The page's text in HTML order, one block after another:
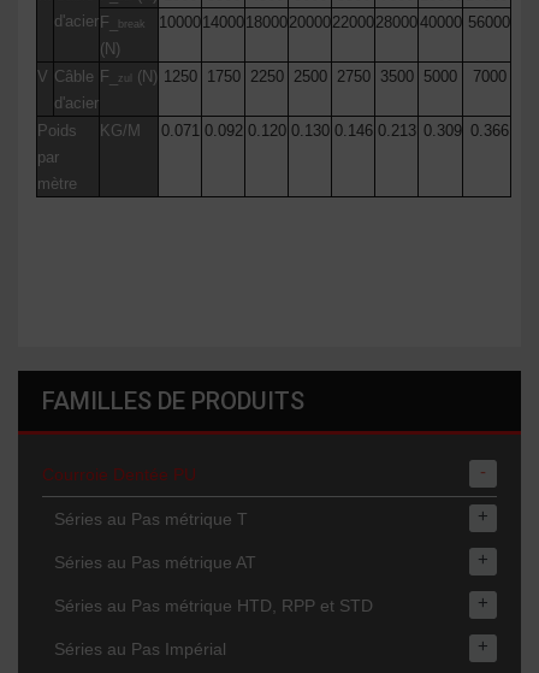
d'acier F_
break
(N)
10000140001800020000220002800040000 56000
V Câble
d'acier
F_ zul (N) 1250 1750 2250 2500 2750 3500 5000 7000
Poids
par
mètre
KG/M 0.071 0.092 0.120 0.130 0.146 0.213 0.309 0.366
FAMILLES DE PRODUITS
Courroie Dentée PU -
Séries au Pas métrique T +
Séries au Pas métrique AT +
Séries au Pas métrique HTD, RPP et STD +
Séries au Pas Impérial +